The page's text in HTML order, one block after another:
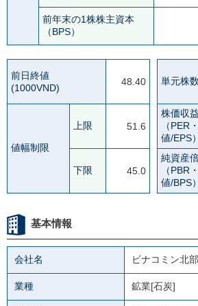
前年末の1株株主資本
（BPS）
前日終値
(1000VND)
48.40
値幅制限
上限 51.6
下限 45.0
単元株数
株価収
（PER
値/EPS）
純資産
（PBR
値/BPS）
基本情報
会社名 ビナコミン北
業種 鉱業[石炭]